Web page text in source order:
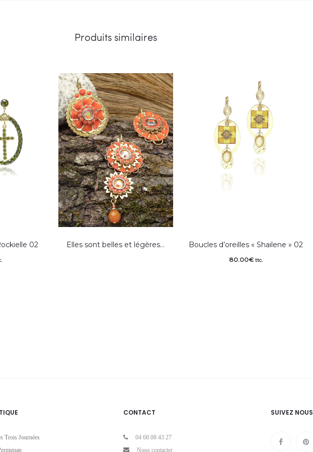
Produits similaires
02 Elles sont belles et légères… Boucles d’oreilles « Shailene » 02
80.00€ ttc.
Trois Journées
CONTACT
04 68 08 43 27
Nous contacter
SUIVEZ NOUS